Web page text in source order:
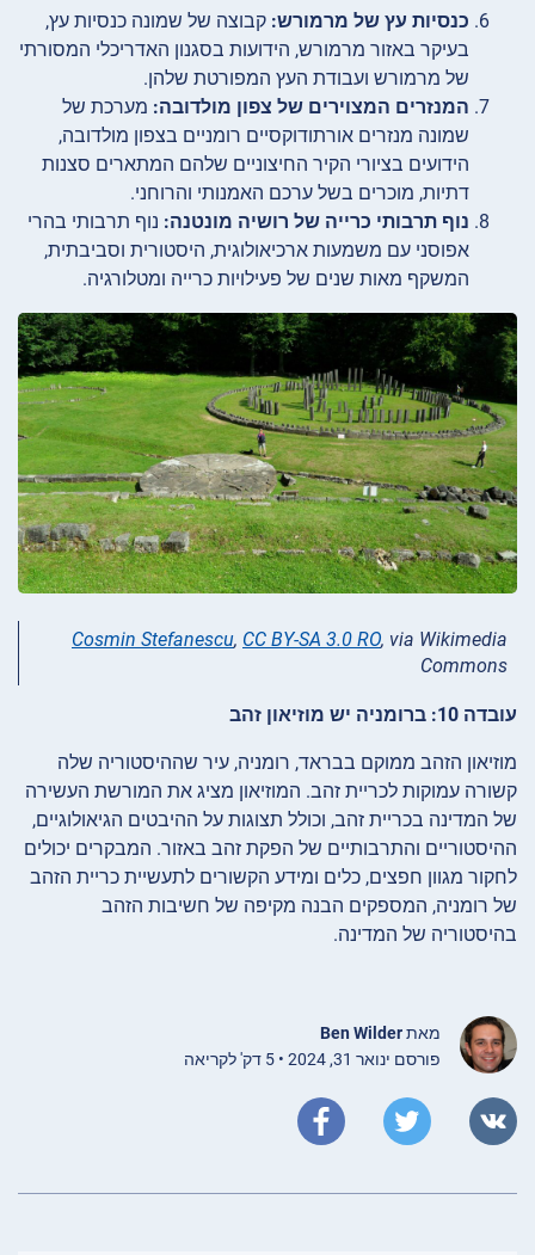
כנסיות עץ של מרמורש: קבוצה של שמונה כנסיות עץ,
בעיקר באזור מרמורש, הידועות בסגנון האדריכלי המסורתי
של מרמורש ועבודת העץ המפורטת שלהן.
המנזרים המצוירים של צפון מולדובה: מערכת של
שמונה מנזרים אורתודוקסיים רומניים בצפון מולדובה,
הידועים בציורי הקיר החיצוניים שלהם המתארים סצנות
דתיות, מוכרים בשל ערכם האמנותי והרוחני.
נוף תרבותי כרייה של רושיה מונטנה: נוף תרבותי בהרי
אפוסני עם משמעות ארכיאולוגית, היסטורית וסביבתית,
המשקף מאות שנים של פעילויות כרייה ומטלורגיה.
Cosmin Stefanescu, CC BY-SA 3.0 RO, via Wikimedia
Commons
עובדה 10: ברומניה יש מוזיאון זהב
מוזיאון הזהב ממוקם בבראד, רומניה, עיר שההיסטוריה שלה
קשורה עמוקות לכריית זהב. המוזיאון מציג את המורשת העשירה
של המדינה בכריית זהב, וכולל תצוגות על ההיבטים הגיאולוגיים,
ההיסטוריים והתרבותיים של הפקת זהב באזור. המבקרים יכולים
לחקור מגוון חפצים, כלים ומידע הקשורים לתעשיית כריית הזהב
של רומניה, המספקים הבנה מקיפה של חשיבות הזהב
בהיסטוריה של המדינה.
מאתBen Wilder
פורסם ינואר 31, 2024 • 5 דק' לקריאה